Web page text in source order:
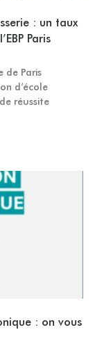
: un taux
Paris
de Paris
d’école
réussite
: on vous